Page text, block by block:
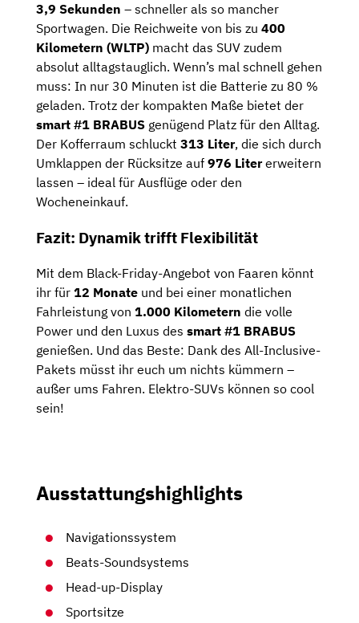
3,9 Sekunden – schneller als so mancher
Sportwagen. Die Reichweite von bis zu 400
Kilometern (WLTP) macht das SUV zudem
absolut alltagstauglich. Wenn’s mal schnell gehen
muss: In nur 30 Minuten ist die Batterie zu 80 %
geladen. Trotz der kompakten Maße bietet der
smart #1 BRABUS genügend Platz für den Alltag.
Der Kofferraum schluckt 313 Liter, die sich durch
Umklappen der Rücksitze auf 976 Litererweitern
lassen – ideal für Ausflüge oder den
Wocheneinkauf.
Fazit: Dynamik trifft Flexibilität
Mit dem Black-Friday-Angebot von Faaren könnt
ihr für 12 Monate und bei einer monatlichen
Fahrleistung von 1.000 Kilometern die volle
Power und den Luxus des smart #1 BRABUS
genießen. Und das Beste: Dank des All-Inclusive-
Pakets müsst ihr euch um nichts kümmern –
außer ums Fahren. Elektro-SUVs können so cool
sein!
Ausstattungshighlights
Navigationssystem
Beats-Soundsystems
Head-up-Display
Sportsitze